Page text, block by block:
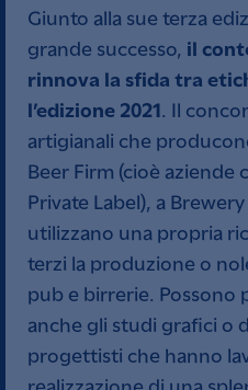
Giunto alla sue terza
grande successo, il
rinnova la sfida tra
l’edizione 2021. Il
artigianali che
Beer Firm (cioè
Private Label), a
utilizzano una propria
terzi la produzione o
pub e birrerie. Possono
anche gli studi grafici o
progettisti che hanno
realizzazione di una